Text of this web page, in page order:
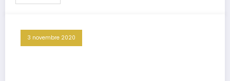
3 novembre 2020